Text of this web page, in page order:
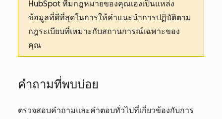
HubSpot ทีมกฎหมายของคุณเองเป็นแหล่ง
ข้อมูลที่ดีที่สุดในการให้คำแนะนำการปฏิบัติตาม
กฎระเบียบที่เหมาะกับสถานการณ์เฉพาะของ
คุณ
คำถามที่พบบ่อย
ตรวจสอบคำถามและคำตอบทั่วไปที่เกี่ยวข้องกับการ